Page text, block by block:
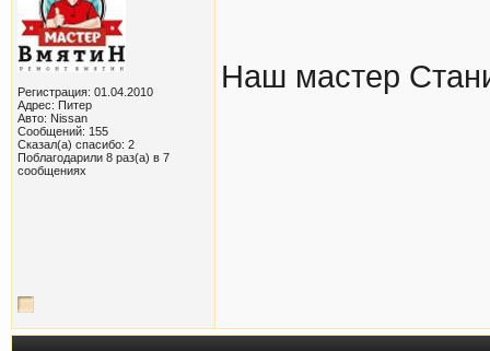
Регистрация: 01.04.2010
Адрес: Питер
Авто: Nissan
Сообщений: 155
Сказал(а) спасибо: 2
Поблагодарили 8 раз(а) в 7
сообщениях
Наш мастер